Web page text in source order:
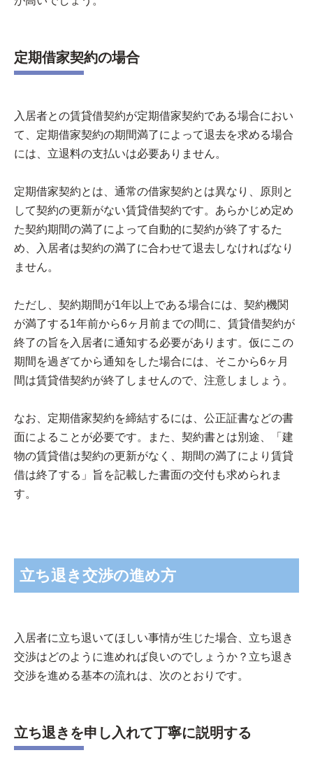
定期借家契約の場合
入居者との賃貸借契約が定期借家契約である場合におい
て、定期借家契約の期間満了によって退去を求める場合
には、立退料の支払いは必要ありません。
定期借家契約とは、通常の借家契約とは異なり、原則と
して契約の更新がない賃貸借契約です。あらかじめ定め
た契約期間の満了によって自動的に契約が終了するた
め、入居者は契約の満了に合わせて退去しなければなり
ません。
ただし、契約期間が1年以上である場合には、契約機関
が満了する1年前から6ヶ月前までの間に、賃貸借契約が
終了の旨を入居者に通知する必要があります。仮にこの
期間を過ぎてから通知をした場合には、そこから6ヶ月
間は賃貸借契約が終了しませんので、注意しましょう。
なお、定期借家契約を締結するには、公正証書などの書
面によることが必要です。また、契約書とは別途、「建
物の賃貸借は契約の更新がなく、期間の満了により賃貸
借は終了する」旨を記載した書面の交付も求められま
す。
立ち退き交渉の進め方
入居者に立ち退いてほしい事情が生じた場合、立ち退き
交渉はどのように進めれば良いのでしょうか？立ち退き
交渉を進める基本の流れは、次のとおりです。
立ち退きを申し入れて丁寧に説明する